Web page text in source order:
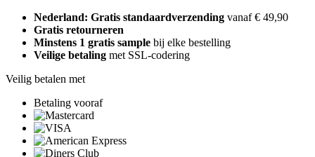
Nederland: Gratis standaardverzending vanaf € 49,90
Gratis retourneren
Minstens 1 gratis sample bij elke bestelling
Veilige betaling met SSL-codering
Veilig betalen met
Betaling vooraf